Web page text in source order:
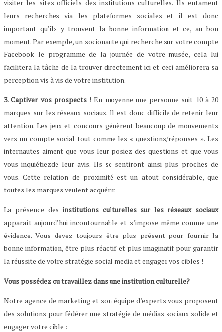
visiter les sites officiels des institutions culturelles. Ils entament
leurs recherches via les plateformes sociales et il est donc
important qu’ils y trouvent la bonne information et ce, au bon
moment. Par exemple, un socionaute qui recherche sur votre compte
Facebook le programme de la journée de votre musée, cela lui
facilitera la tâche de la trouver directement ici et ceci améliorera sa
perception vis à vis de votre institution.
3. Captiver vos prospects! En moyenne une personne suit 10 à 20
marques sur les réseaux sociaux. Il est donc difficile de retenir leur
attention. Les jeux et concours génèrent beaucoup de mouvements
vers un compte social tout comme les « questions/réponses ». Les
internautes aiment que vous leur posiez des questions et que vous
vous inquiétiezde leur avis. Ils se sentiront ainsi plus proches de
vous. Cette relation de proximité est un atout considérable, que
toutes les marques veulent acquérir.
La présence des institutions culturelles sur les réseaux sociaux
apparaît aujourd’hui incontournable et s’impose même comme une
évidence. Vous devez toujours être plus présent pour fournir la
bonne information, être plus réactif et plus imaginatif pour garantir
la réussite de votre stratégie social media et engager vos cibles !
Vous possédez ou travaillez dans une institution culturelle?
Notre agence de marketing et son équipe d’experts vous proposent
des solutions pour fédérer une stratégie de médias sociaux solide et
engager votre cible :